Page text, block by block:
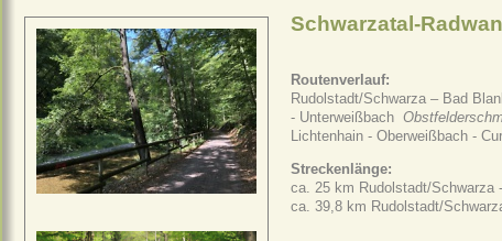
Schwarzatal-
Routenverlauf:
Rudolstadt/Schwarza – Bad
- Unterweißbach
Lichtenhain - Oberweißbach -
Streckenlänge:
ca. 25 km Rudolstadt/Schwarza
ca. 39,8 km Rudolstadt/